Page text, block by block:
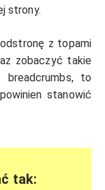
strony.
z topami
zobaczyć takie
breadcrumbs, to
stanowić
tak: